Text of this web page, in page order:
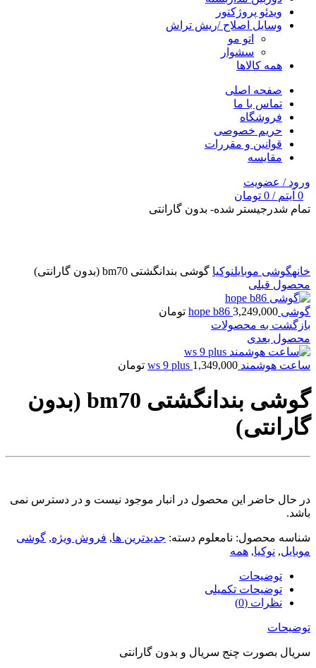
ویدئو پروژکتور
وسایل اصلاح /ریش تراش
اتو مو
سشوار
همه کالاها
صفحه اصلی
تماس با ما
فروشگاه
حریم خصوصی
قوانین و مقررات
مقایسه
ورود / عضویت
0 آیتم /
0 تومان
تمام شدرجیستر شده- بدون گارانتی
خانهگوشی موبایلنوکیا گوشی بندانگشتی bm70 (بدون گارانتی)
محصول قبلی
گوشی hope b86 3,249,000
تومان
بازگشت به محصولات
محصول بعدی
ساعت هوشمند ws 9 plus 1,349,000 تومان
گوشی بندانگشتی bm70 (بدون
گارانتی)
در حال حاضر این محصول در انبار موجود نیست و در دسترس نمی
باشد.
شناسه محصول: نامعلوم دسته: جدیدترین ها, فروش ویژه, گوشی
موبایل, نوکیا, همه
توضیحات
توضیحات تکمیلی
نظرات (0)
توضیحات
سریال بصورت چنج سریال و بدون گارانتی